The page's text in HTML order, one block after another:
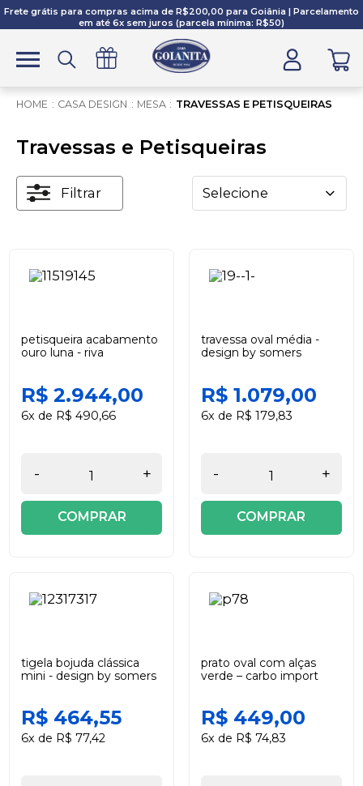
Frete grátis para compras acima de R$200,00 para Goiânia | Parcelamento
em até 6x sem juros (parcela mínima: R$50)
CASA DESIGN MESA TRAVESSAS E PETISQUEIRAS
Travessas e Petisqueiras
Filtrar Selecione
petisqueira acabamento
ouro luna - riva
R$ 2.944,00
6x de R$ 490,66
- +
COMPRAR
travessa oval média -
design by somers
R$ 1.079,00
6x de R$ 179,83
- +
COMPRAR
tigela bojuda clássica
mini - design by somers
R$ 464,55
6x de R$ 77,42
prato oval com alças
verde – carbo import
R$ 449,00
6x de R$ 74,83